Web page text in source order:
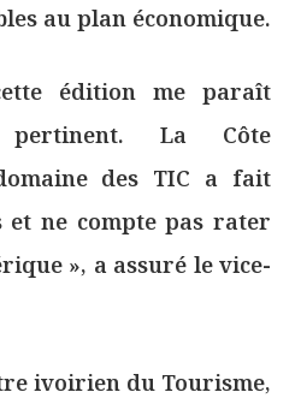
au plan économique.
édition me paraît
pertinent. La Côte
des TIC a fait
et ne compte pas rater
», a assuré le vice-
ivoirien du Tourisme,